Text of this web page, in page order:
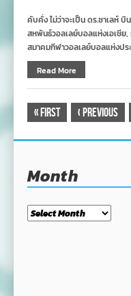
คับคั่ง ไม่ว่าจะเป็น ดร.ซาเลห์
สหพันธ์วอลเลย์บอลแห่งเอเชีย,
สมาคมกีฬาวอลเลย์บอลแห่งปร
Read More
« First ‹ Previous
Month
Month